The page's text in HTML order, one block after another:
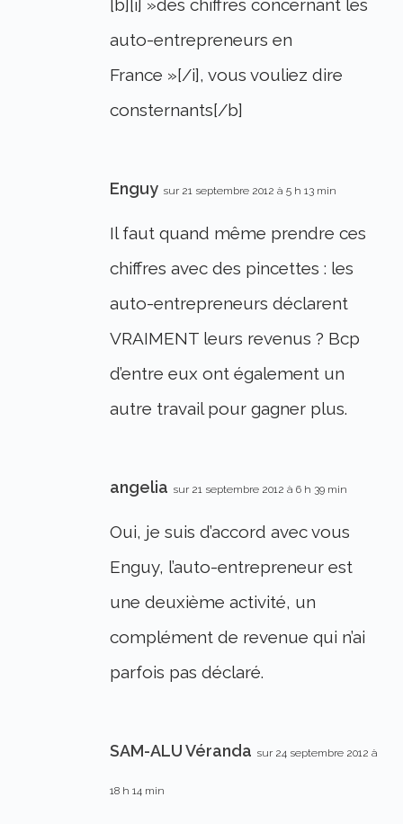
[b][i] »des chiffres concernant les
auto-entrepreneurs en
France »[/i], vous vouliez dire
consternants[/b]
Enguy sur 21 septembre 2012 à 5 h 13 min
Il faut quand même prendre ces
chiffres avec des pincettes : les
auto-entrepreneurs déclarent
VRAIMENT leurs revenus ? Bcp
d’entre eux ont également un
autre travail pour gagner plus.
angelia sur 21 septembre 2012 à 6 h 39 min
Oui, je suis d’accord avec vous
Enguy, l’auto-entrepreneur est
une deuxième activité, un
complément de revenue qui n’ai
parfois pas déclaré.
SAM-ALU Véranda sur 24 septembre 2012 à
18 h 14 min